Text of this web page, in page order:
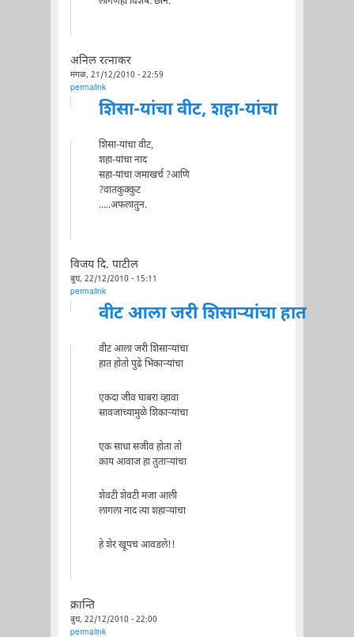
अनिल रत्नाकर
मंगळ, 21/12/2010 - 22:59
permalink
शिसा-यांचा वीट, शहा-यांचा
शिसा-यांचा वीट,
शहा-यांचा नाद
सहा-यांचा जमाखर्च ?आणि
?वातकुक्कुट
.....अफलातुन.
विजय दि. पाटील
बुध, 22/12/2010 - 15:11
permalink
वीट आला जरी शिसार्‍यांचा हात
वीट आला जरी शिसार्‍यांचा
हात होतो पुढे भिकार्‍यांचा
एकदा जीव घाबरा व्हावा
सावजांच्यामुळे शिकार्‍यांचा
एक साधा सजीव होता तो
काय आवाज हा तुतार्‍यांचा
शेवटी शेवटी मजा आली
लागला नाद त्या शहार्‍यांचा
हे शेर खूपच आवडले!!
क्रान्ति
बुध, 22/12/2010 - 22:00
permalink